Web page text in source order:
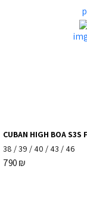
CUBAN HIGH BOA S3S
38 /39 / 40 / 43 / 46
790₪